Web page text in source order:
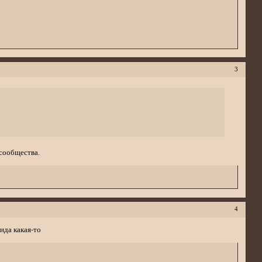
3
4
какая-то